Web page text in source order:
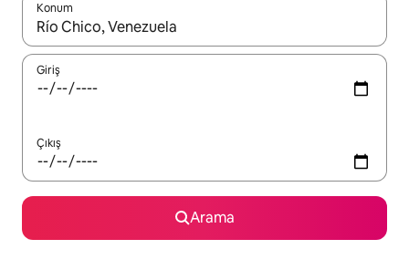
Konum
Sonuçlar kullanılabilir olduğunda yukarı ve aşağı oklarıyla
Giriş
Çıkış
Arama